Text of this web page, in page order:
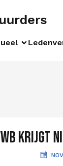
krijgt